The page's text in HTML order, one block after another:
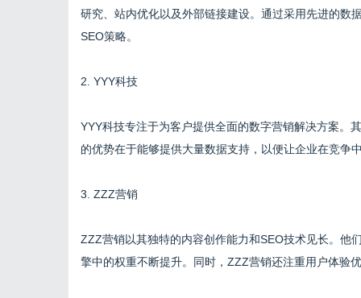
研究、站内优化以及外部链接建设。通过采用先进的数
SEO策略。
2. YYY科技
YYY科技专注于为客户提供全面的数字营销解决方案。
的优势在于能够提供大量数据支持，以便让企业在竞争
3. ZZZ营销
ZZZ营销以其独特的内容创作能力和SEO技术见长。他
擎中的权重不断提升。同时，ZZZ营销还注重用户体验